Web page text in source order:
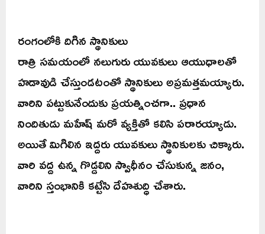
రంగంలోకి దిగిన స్థానికులు
రాత్రి సమయంలో నలుగురు యువకులు ఆయుధాలతో
హడావుడి చేస్తుండటంతో స్థానికులు అప్రమత్తమయ్యారు.
వారిని పట్టుకునేందుకు ప్రయత్నించగా.. ప్రధాన
నిందితుడు మహేష్ మరో వ్యక్తితో కలిసి పరారయ్యాడు.
అయితే మిగిలిన ఇద్దరు యువకులు స్థానికులకు చిక్కారు.
వారి వద్ద ఉన్న గొడ్డలిని స్వాధీనం చేసుకున్న జనం,
వారిని స్తంభానికి కట్టేసి దేహశుద్ధి చేశారు.